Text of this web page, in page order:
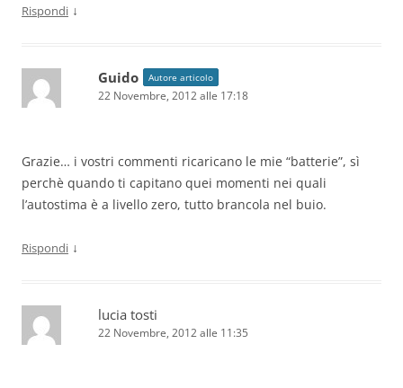
Rispondi ↓
Guido Autore articolo
22 Novembre, 2012 alle 17:18
Grazie… i vostri commenti ricaricano le mie “batterie”, sì
perchè quando ti capitano quei momenti nei quali
l’autostima è a livello zero, tutto brancola nel buio.
Rispondi ↓
lucia tosti
22 Novembre, 2012 alle 11:35